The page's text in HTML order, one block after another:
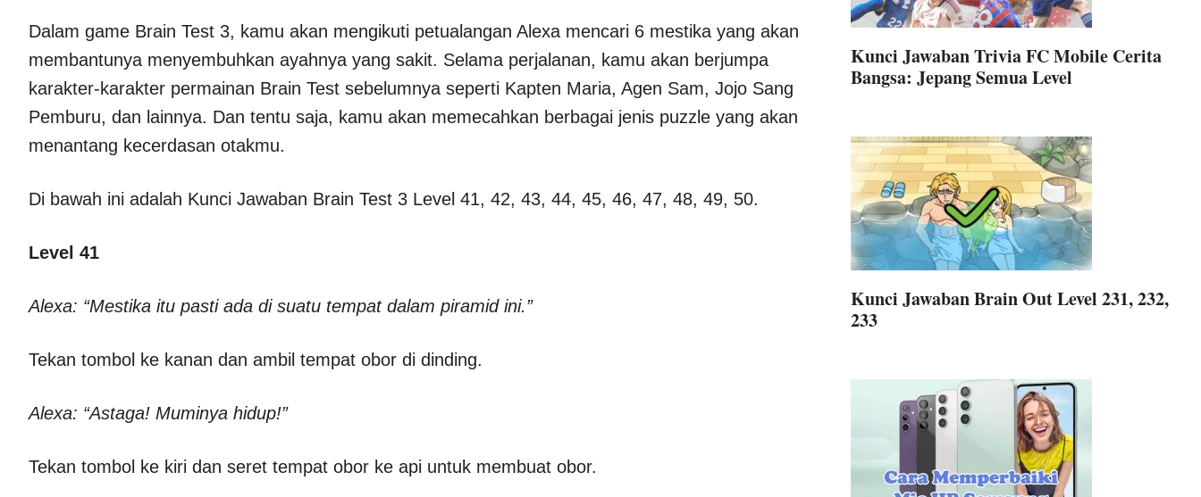
Dalam game Brain Test 3, kamu akan mengikuti petualangan Alexa mencari 6 mestika yang akan
membantunya menyembuhkan ayahnya yang sakit. Selama perjalanan, kamu akan berjumpa
karakter-karakter permainan Brain Test sebelumnya seperti Kapten Maria, Agen Sam, Jojo Sang
Pemburu, dan lainnya. Dan tentu saja, kamu akan memecahkan berbagai jenis puzzle yang akan
menantang kecerdasan otakmu.
Di bawah ini adalah Kunci Jawaban Brain Test 3 Level 41, 42, 43, 44, 45, 46, 47, 48, 49, 50.
Level 41
Alexa: “Mestika itu pasti ada di suatu tempat dalam piramid ini.”
Tekan tombol ke kanan dan ambil tempat obor di dinding.
Alexa: “Astaga! Muminya hidup!”
Tekan tombol ke kiri dan seret tempat obor ke api untuk membuat obor.
Kunci Jawaban Trivia FC Mobile Cerita
Bangsa: Jepang Semua Level
Kunci Jawaban Brain Out Level 231, 232,
233